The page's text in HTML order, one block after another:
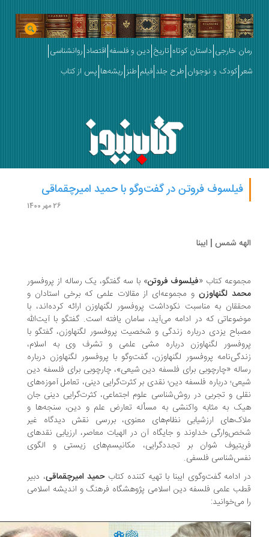
خارجی داستان کوتاه تاریخ دین و فلسفه اقتصاد روانشناسی
کودک و نوجوان طرح جلد فیلم طنز ریشه‌ها پس از کتاب
فیلسوف فروتن در گفت‌وگو با حمید امیرچقماقی
شمس | ایبنا
کتاب « فیلسوف فروتن » با سه گفتگو، یک رساله از پروفسور
لگنهاوزنو مجموعه‌ای از مقالات علمی که برخی استادان و
به مناسبت نکوداشت پروفسور لگنهاوزن ارائه کرده‌اند، با
که در ادامه می‌آید، سامان یافته است. گفتگو با آیت‌الله
یزدی درباره زندگی و شخصیت پروفسور لگنهاوزن، گفتگو با
لگنهاوزن درباره مشی علمی و تشرف وی به اسلام،
پروفسور لگنهاوزن، گفت‌وگو با پروفسور لگنهاوزن درباره
«چارچوبی برای فلسفه دین شیعی»، چارچوبی برای فلسفه دین
درباره فلسفه دین؛ نقدی بر کثرت‌گرایی دینی، تعامل آموزه‌های
و تجربی در روش‌شناسی علوم اجتماعی، کثرت‌گرایی دینی جان
به مثابه واکنشی به مسأله تعارض علم و دین، سنجه‌ها و
ارزشیابی نظام‌های معنوی، بررسی نقش دیدگاه غیر
خداوند و جایگاه آن در الهیات معاصر، ارزیابی نقدهای
شوان بر تجددگرایی، مکانیسم‌های زیستی و الگوی
فلسفی.
ادامه گفت‌وگوی ایبنا با تهیه کننده کتابحمید امیرچقماقی، دبیر
علمی فلسفه دین اسلامی پژوهشگاه فرهنگ و اندیشه اسلامی
می‌خوانید: